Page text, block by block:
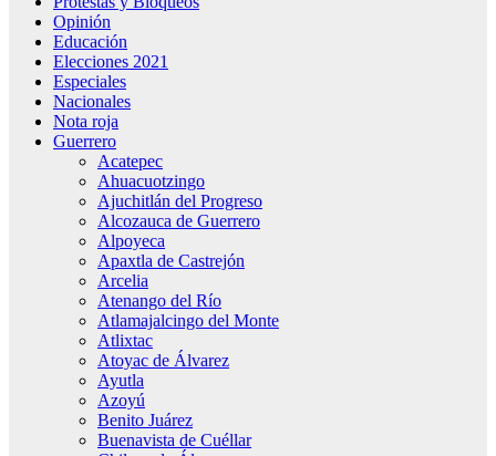
Opinión
Educación
Elecciones 2021
Especiales
Nacionales
Nota roja
Guerrero
Acatepec
Ahuacuotzingo
Ajuchitlán del Progreso
Alcozauca de Guerrero
Alpoyeca
Apaxtla de Castrejón
Arcelia
Atenango del Río
Atlamajalcingo del Monte
Atlixtac
Atoyac de Álvarez
Ayutla
Azoyú
Benito Juárez
Buenavista de Cuéllar